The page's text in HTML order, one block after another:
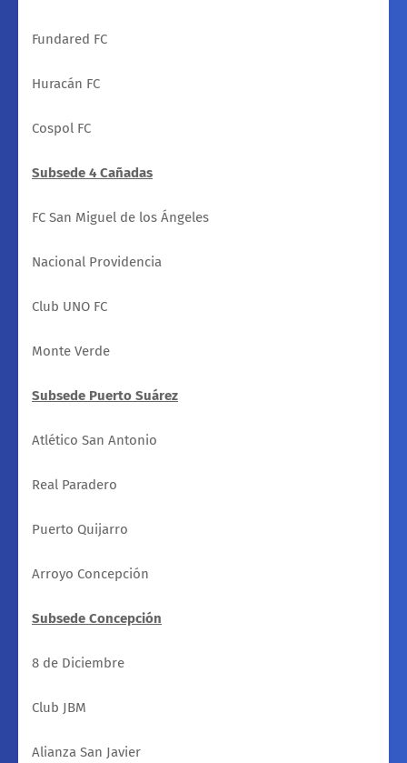
Fundared FC
Huracán FC
Cospol FC
Subsede 4 Cañadas
FC San Miguel de los Ángeles
Nacional Providencia
Club UNO FC
Monte Verde
Subsede Puerto Suárez
Atlético San Antonio
Real Paradero
Puerto Quijarro
Arroyo Concepción
Subsede Concepción
8 de Diciembre
Club JBM
Alianza San Javier